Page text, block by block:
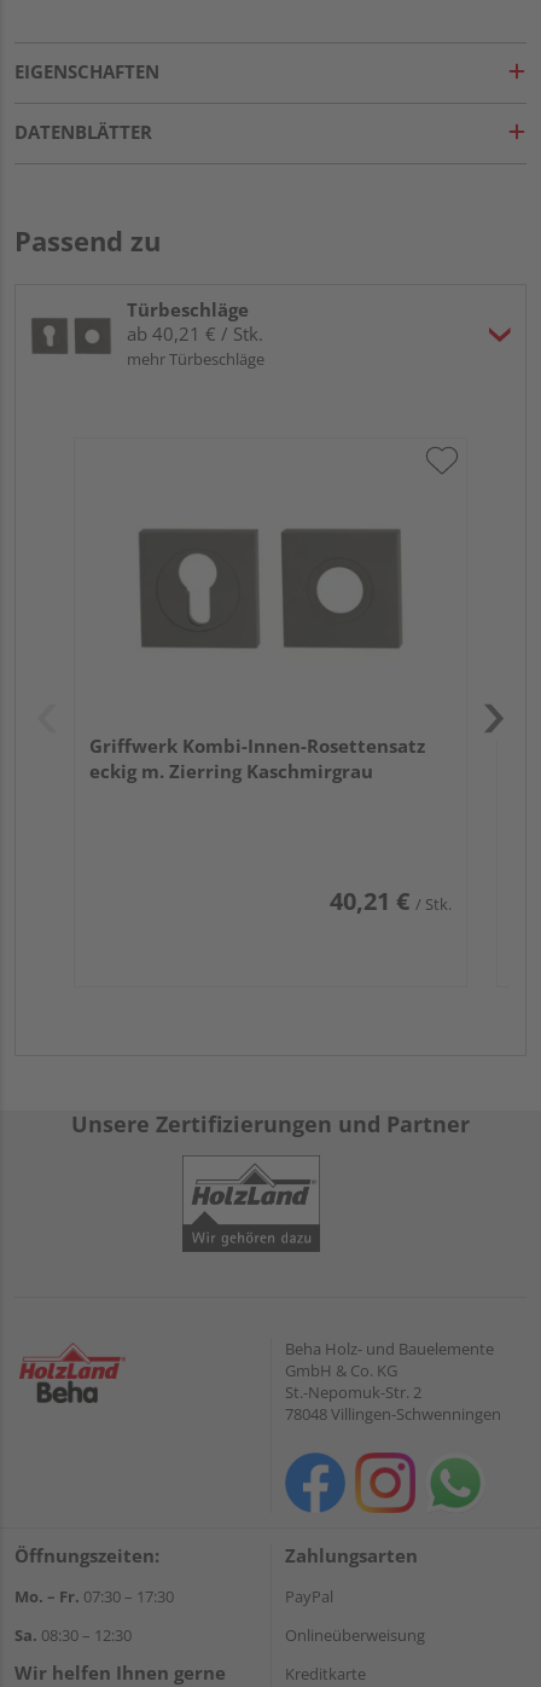
EIGENSCHAFTEN
DATENBLÄTTER
Passend zu
Türbeschläge
ab 40,21 € / Stk.
mehr Türbeschläge
Griffwerk Kombi-Innen-Rosettensatz
eckig m. Zierring Kaschmirgrau
40,21 € / Stk.
Unsere Zertifizierungen und Partner
Beha Holz- und Bauelemente
GmbH & Co. KG
St.-Nepomuk-Str. 2
78048 Villingen-Schwenningen
Öffnungszeiten:
Mo. – Fr. 07:30 – 17:30
Sa. 08:30 – 12:30
Wir helfen Ihnen gerne
Zahlungsarten
PayPal
Onlineüberweisung
Kreditkarte